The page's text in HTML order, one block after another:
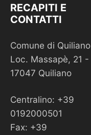
RECAPITI E
CONTATTI
Comune di Quiliano
Loc. Massapè, 21 -
17047 Quiliano
Centralino: +39
0192000501
Fax: +39